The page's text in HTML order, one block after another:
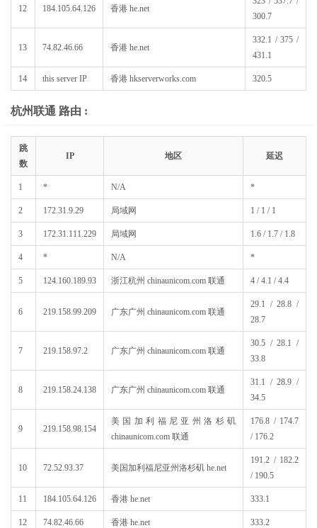
12 184.105.64.126 香港 he.net
300.7
13 74.82.46.66 香港 he.net
332.1 / 375 /
431.1
14 this server IP 香港 hkserverworks.com 320.5
杭州联通 路由 :
跳
数
IP 地区 延迟
1 * N/A *
2 172.31.9.29 局域网 1 / 1 / 1
3 172.31.111.229 局域网 1.6 / 1.7 / 1.8
4 * N/A *
5 124.160.189.93 浙江杭州 chinaunicom.com 联通 4 / 4.1 / 4.4
6 219.158.99.209 广东广州 chinaunicom.com 联通
29.1 / 28.8 /
28.7
7 219.158.97.2 广东广州 chinaunicom.com 联通
30.5 / 28.1 /
33.8
8 219.158.24.138 广东广州 chinaunicom.com 联通
31.1 / 28.9 /
34.5
9 219.158.98.154
美国加利福尼亚州洛杉矶
chinaunicom.com 联通
176.8 / 174.7
/ 176.2
10 72.52.93.37 美国加利福尼亚州洛杉矶 he.net
191.2 / 182.2
/ 190.5
11 184.105.64.126 香港 he.net 333.1
12 74.82.46.66 香港 he.net 333.2